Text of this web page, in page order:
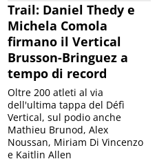
Trail: Daniel Thedy e
Michela Comola
firmano il Vertical
Brusson-Bringuez a
tempo di record
Oltre 200 atleti al via
dell'ultima tappa del Défì
Vertical, sul podio anche
Mathieu Brunod, Alex
Noussan, Miriam Di Vincenzo
e Kaitlin Allen